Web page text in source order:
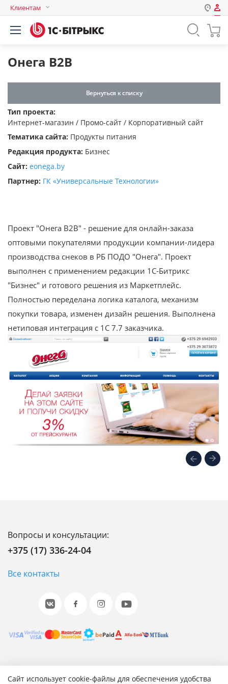
Сайт использует cookie-файлы для обеспечения удобства
Клиентам
Авторизация
компьютере
Онега B2B
Вернуться к списку
Тип проекта:
Интернет-магазин / Промо-сайт / Корпоративный сайт
Тематика сайта: Продукты питания
Редакция продукта: Бизнес
Сайт: eonega.by
Партнер: ГК «‎Универсальные Технологии»‎
Проект "Онега B2B" - решение для онлайн-заказа
оптовыми покупателями продукции компании-лидера
производства снеков в РБ ПОДО "Онега". Проект
выполнен с применением редакции 1С-Битрикс
"Бизнес" и готового решения из Маркетплейс.
Полностью переделана логика каталога, механизм
покупки товара, изменен дизайн решения. Выполнена
нетиповая интеграция с 1С 7.7 заказчика.
Вопросы и консультации:
+375 (17) 336-24-04
Все контакты
© 2001-2026 «Битрикс», «1С-Битрикс». Работает на 1С-